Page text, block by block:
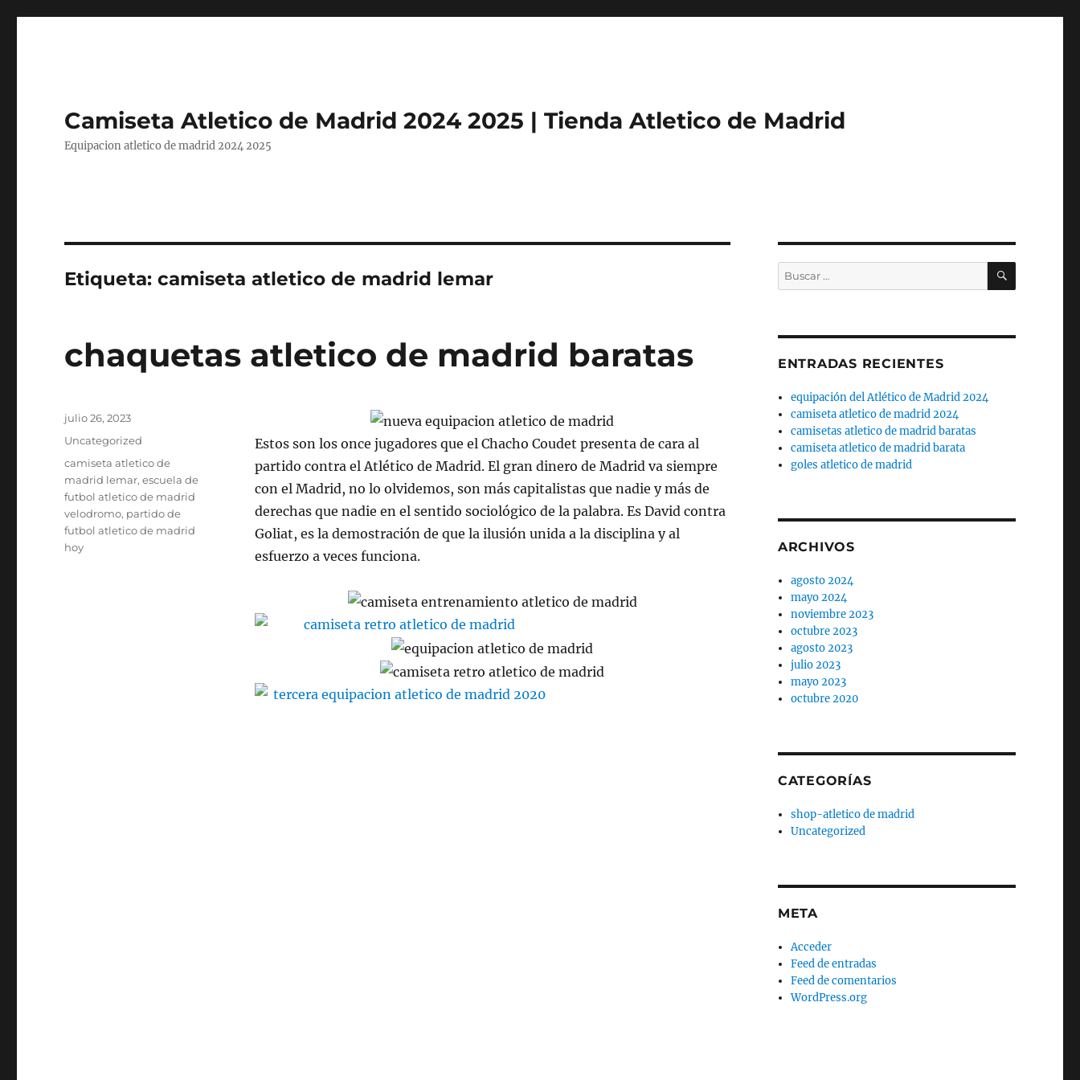
Camiseta Atletico de Madrid 2024 2025 | Tienda Atletico de Madrid
Equipacion atletico de madrid 2024 2025
Etiqueta:camiseta atletico de madrid lemar
chaquetas atletico de madrid baratas
Estos son los once jugadores que el Chacho Coudet presenta de cara al
partido contra el Atlético de Madrid. El gran dinero de Madrid va siempre
con el Madrid, no lo olvidemos, son más capitalistas que nadie y más de
derechas que nadie en el sentido sociológico de la palabra. Es David contra
Goliat, es la demostración de que la ilusión unida a la disciplina y al
esfuerzo a veces funciona.
Publicado
julio 26, 2023
Categorías
Uncategorized
Etiquetas
camiseta atletico de
madrid lemar,escuela de
futbol atletico de madrid
velodromo, partido de
futbol atletico de madrid
hoy
Buscar
por:
BUSCAR
ENTRADAS RECIENTES
equipación del Atlético de Madrid 2024
camiseta atletico de madrid 2024
camisetas atletico de madrid baratas
camiseta atletico de madrid barata
goles atletico de madrid
ARCHIVOS
agosto 2024
mayo 2024
noviembre 2023
octubre 2023
agosto 2023
julio 2023
mayo 2023
octubre 2020
CATEGORÍAS
shop-atletico de madrid
Uncategorized
META
Acceder
Feed de entradas
Feed de comentarios
WordPress.org